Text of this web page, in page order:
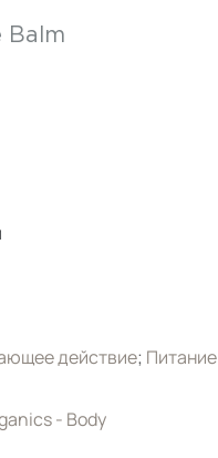
Balm
действие; Питание
- Body